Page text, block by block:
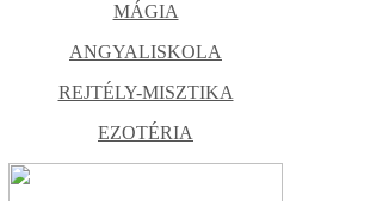
MÁGIA
ANGYALISKOLA
REJTÉLY-MISZTIKA
EZOTÉRIA